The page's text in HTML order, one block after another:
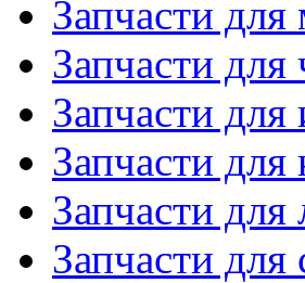
Запчасти для
Запчасти для
Запчасти для
Запчасти
Запчасти для
Запчасти